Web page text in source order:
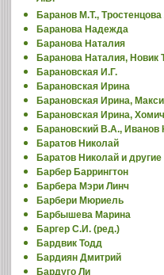
Баранов М.Т.,
Баранова Надежда
Баранова Наталия
Баранова Наталия, Новик
Барановская И.Г.
Барановская Ирина
Барановская Ирина,
Барановская Ирина,
Барановский В.А.,
Баратов Николай
Баратов Николай и другие
Барбер Баррингтон
Барбера Мэри Линч
Барбери Мюриель
Барбышева Марина
Баргер С.И. (ред.)
Бардвик Тодд
Бардиян Дмитрий
Бардуго Ли